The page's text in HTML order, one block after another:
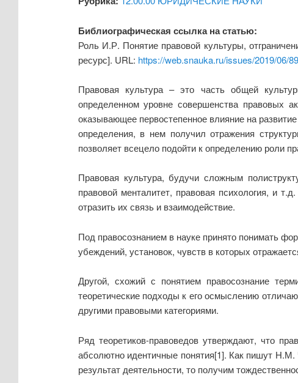
Библиографическая ссылка на статью:
Роль И.Р. Понятие правовой культуры,
ресурс]. URL: https://web.snauka.ru/issues/2019/06/
Правовая культура – это часть общей
определенном уровне совершенства правовых
оказывающее первостепенное влияние на
определения, в нем получил отражения
позволяет всецело подойти к определению роли
Правовая культура, будучи сложным
правовой менталитет, правовая психология, и
отразить их связь и взаимодействие.
Под правосознанием в науке принято понимать
убеждений, установок, чувств в которых
Другой, схожий с понятием правосознание
теоретические подходы к его осмыслению
другими правовыми категориями.
Ряд теоретиков-правоведов утверждают, что
абсолютно идентичные понятия[1]. Как пишут
результат деятельности, то получим